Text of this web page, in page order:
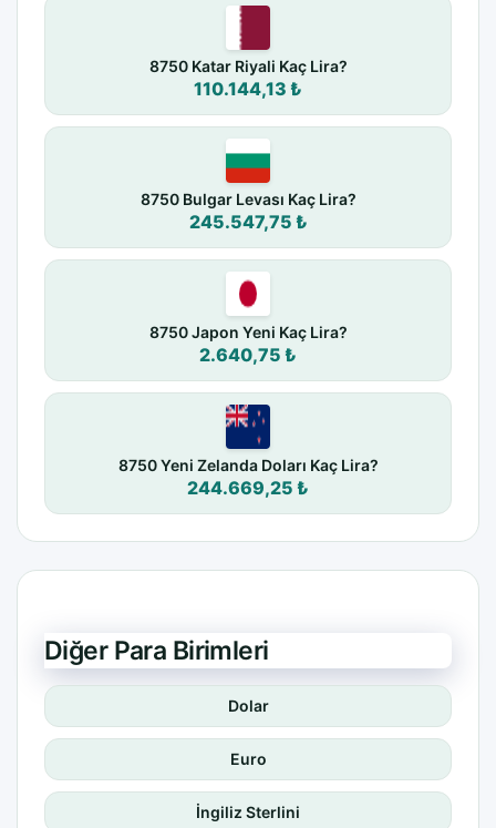
8750 Katar Riyali Kaç Lira?
110.144,13 ₺
8750 Bulgar Levası Kaç Lira?
245.547,75 ₺
8750 Japon Yeni Kaç Lira?
2.640,75 ₺
8750 Yeni Zelanda Doları Kaç Lira?
244.669,25 ₺
Diğer Para Birimleri
Dolar
Euro
İngiliz Sterlini